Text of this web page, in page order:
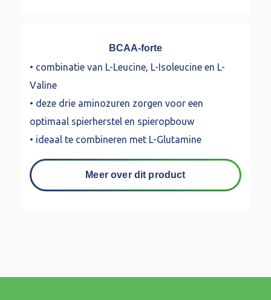
BCAA-forte
• combinatie van L-Leucine, L-Isoleucine en L-
Valine
• deze drie aminozuren zorgen voor een
optimaal spierherstel en spieropbouw
• ideaal te combineren met L-Glutamine
Meer over dit product